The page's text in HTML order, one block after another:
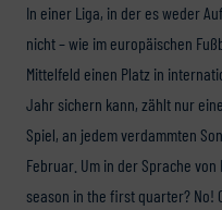
In einer Liga, in der es weder
nicht – wie im europäischen
Mittelfeld einen Platz in
Jahr sichern kann, zählt nur
Spiel, an jedem verdammten
Februar. Um in der Sprache
season in the first quarter? No!